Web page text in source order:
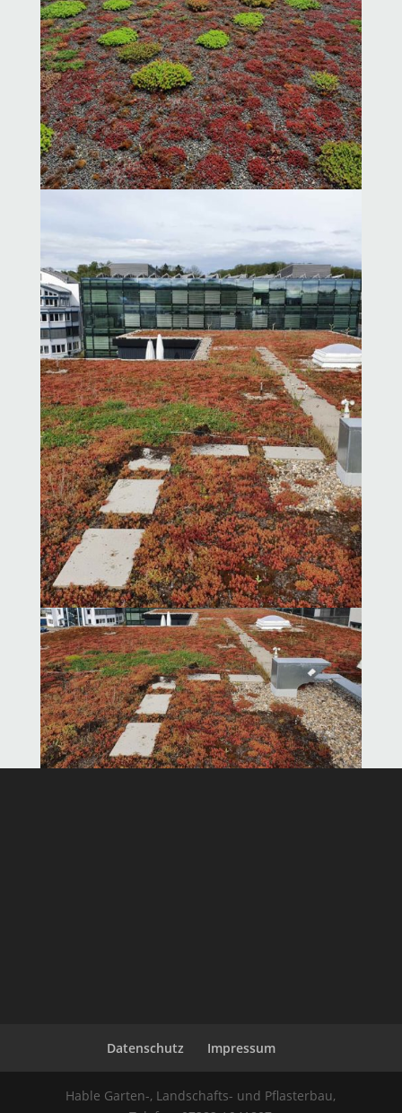
Datenschutz Impressum
Hable Garten-, Landschafts- und Pflasterbau,